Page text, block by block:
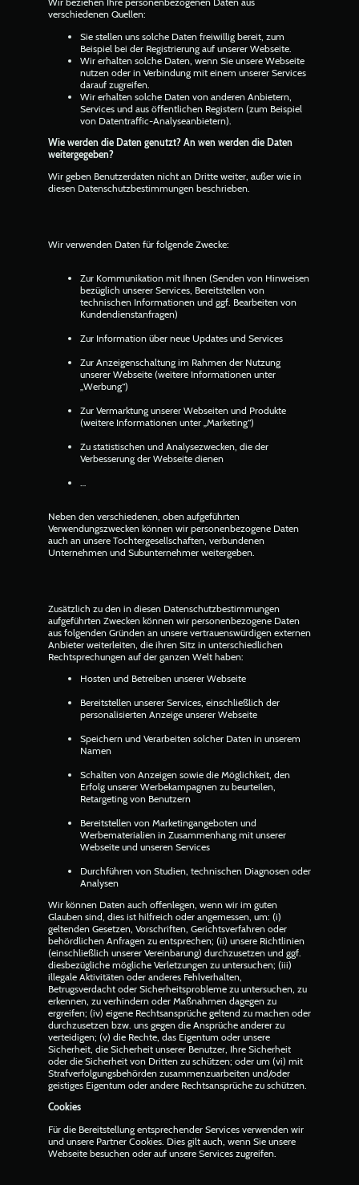
verschiedenen Quellen:
Sie stellen uns solche Daten freiwillig bereit, zum
Beispiel bei der Registrierung auf unserer Webseite.
Wir erhalten solche Daten, wenn Sie unsere Webseite
nutzen oder in Verbindung mit einem unserer Services
darauf zugreifen.
Wir erhalten solche Daten von anderen Anbietern,
Services und aus öffentlichen Registern (zum Beispiel
von Datentraffic-Analyseanbietern).
Wie werden die Daten genutzt? An wen werden die Daten
weitergegeben?
Wir geben Benutzerdaten nicht an Dritte weiter, außer wie in
diesen Datenschutzbestimmungen beschrieben.
Wir verwenden Daten für folgende Zwecke:
Zur Kommunikation mit Ihnen (Senden von Hinweisen
bezüglich unserer Services, Bereitstellen von
technischen Informationen und ggf. Bearbeiten von
Kundendienstanfragen)
Zur Information über neue Updates und Services
Zur Anzeigenschaltung im Rahmen der Nutzung
unserer Webseite (weitere Informationen unter
„Werbung“)
Zur Vermarktung unserer Webseiten und Produkte
(weitere Informationen unter „Marketing“)
Zu statistischen und Analysezwecken, die der
Verbesserung der Webseite dienen
Neben den verschiedenen, oben aufgeführten
Verwendungszwecken können wir personenbezogene Daten
auch an unsere Tochtergesellschaften, verbundenen
Unternehmen und Subunternehmer weitergeben.
Zusätzlich zu den in diesen Datenschutzbestimmungen
aufgeführten Zwecken können wir personenbezogene Daten
aus folgenden Gründen an unsere vertrauenswürdigen externen
Anbieter weiterleiten, die ihren Sitz in unterschiedlichen
Rechtsprechungen auf der ganzen Welt haben:
Hosten und Betreiben unserer Webseite
Bereitstellen unserer Services, einschließlich der
personalisierten Anzeige unserer Webseite
Speichern und Verarbeiten solcher Daten in unserem
Namen
Schalten von Anzeigen sowie die Möglichkeit, den
Erfolg unserer Werbekampagnen zu beurteilen,
Retargeting von Benutzern
Bereitstellen von Marketingangeboten und
Werbematerialien in Zusammenhang mit unserer
Webseite und unseren Services
Durchführen von Studien, technischen Diagnosen oder
Analysen
Wir können Daten auch offenlegen, wenn wir im guten
Glauben sind, dies ist hilfreich oder angemessen, um: (i)
geltenden Gesetzen, Vorschriften, Gerichtsverfahren oder
behördlichen Anfragen zu entsprechen; (ii) unsere Richtlinien
(einschließlich unserer Vereinbarung) durchzusetzen und ggf.
diesbezügliche mögliche Verletzungen zu untersuchen; (iii)
illegale Aktivitäten oder anderes Fehlverhalten,
Betrugsverdacht oder Sicherheitsprobleme zu untersuchen, zu
erkennen, zu verhindern oder Maßnahmen dagegen zu
ergreifen; (iv) eigene Rechtsansprüche geltend zu machen oder
durchzusetzen bzw. uns gegen die Ansprüche anderer zu
verteidigen; (v) die Rechte, das Eigentum oder unsere
Sicherheit, die Sicherheit unserer Benutzer, Ihre Sicherheit
oder die Sicherheit von Dritten zu schützen; oder um (vi) mit
Strafverfolgungsbehörden zusammenzuarbeiten und/oder
geistiges Eigentum oder andere Rechtsansprüche zu schützen.
Cookies
Für die Bereitstellung entsprechender Services verwenden wir
und unsere Partner Cookies. Dies gilt auch, wenn Sie unsere
Webseite besuchen oder auf unsere Services zugreifen.